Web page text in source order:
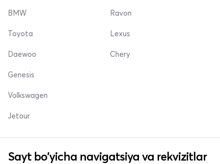
BMW
Toyota
Daewoo
Ravon
Lexus
Chery
Genesis
Volkswagen
Jetour
Sayt bo'yicha navigatsiya va rekvizitlar